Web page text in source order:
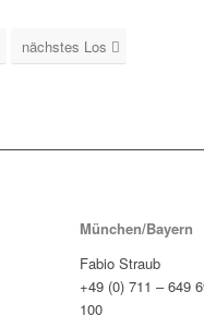
nächstes Los
München/Bayern
Fabio Straub
+49 (0) 711 – 649
100